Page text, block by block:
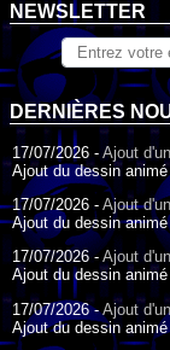
NEWSLETTER
DERNIÈRES
17/07/2026 - Ajout
Ajout du dessin
17/07/2026 - Ajout
Ajout du dessin
17/07/2026 -Ajout
Ajout du dessin
17/07/2026 -Ajout
Ajout du dessin